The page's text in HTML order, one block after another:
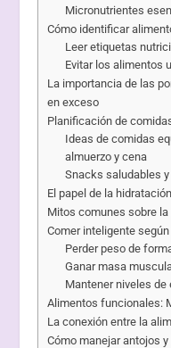
Micronutrientes
Cómo identificar
Leer etiquetas
Evitar los alimentos
La importancia de las
en exceso
Planificación de
Ideas de comidas
almuerzo y cena
Snacks saludables
El papel de la
Mitos comunes sobre
Comer inteligente
Perder peso de
Ganar masa
Mantener niveles de
Alimentos funcionales:
La conexión entre la
Cómo manejar antojos